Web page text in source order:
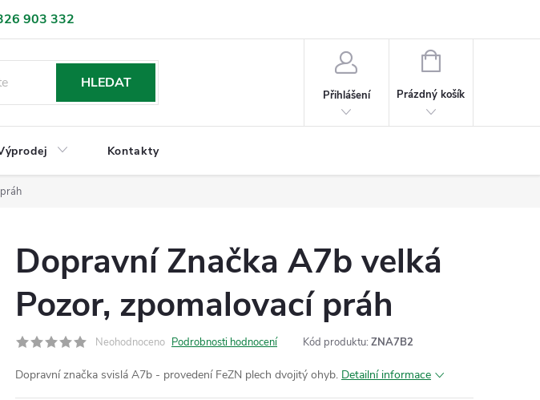
903 332
údajů Jak nakupovat
HLEDAT
Přihlášení
NÁKUPNÍ
Prázdný košík
Kontakty
Dopravní Značka A7b velká
Pozor, zpomalovací práh
Neohodnoceno Podrobnosti hodnocení Kód produktu: ZNA7B2
Dopravní značka svislá A7b - provedení FeZN plech dvojitý ohyb. Detailní informace